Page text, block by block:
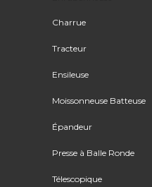
Charrue
Tracteur
Ensileuse
Moissonneuse Batteuse
Épandeur
Presse à Balle Ronde
Télescopique